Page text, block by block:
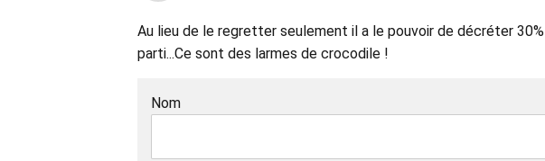
Au lieu de le regretter seulement il a le pouvoir de décréter
parti...Ce sont des larmes de crocodile !
Nom